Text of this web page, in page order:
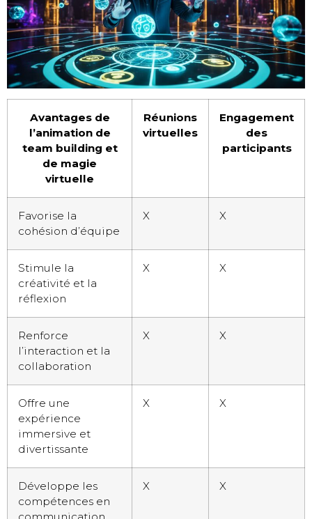
Avantages de
l’animation de
team building et
de magie
virtuelle
Réunions
virtuelles
Engagement
des
participants
Favorise la
cohésion d’équipe
X X
Stimule la
créativité et la
réflexion
X X
Renforce
l’interaction et la
collaboration
X X
Offre une
expérience
immersive et
divertissante
X X
Développe les
compétences en
X X